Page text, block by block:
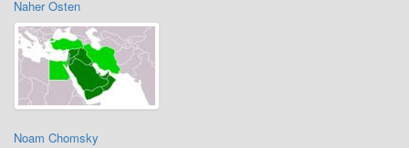
Naher Osten
Noam Chomsky